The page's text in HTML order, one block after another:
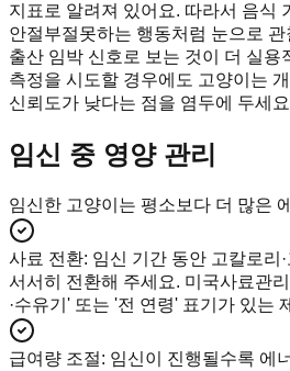
지표로 알려져 있어요. 따라서 음식
안절부절못하는 행동처럼 눈으로
출산 임박 신호로 보는 것이 더 실용
측정을 시도할 경우에도 고양이는
신뢰도가 낮다는 점을 염두에 두세
임신 중 영양 관리
임신한 고양이는 평소보다 더 많은
사료 전환: 임신 기간 동안 고칼로리
서서히 전환해 주세요. 미국사료관
·수유기' 또는 '전 연령' 표기가 있는
급여량 조절: 임신이 진행될수록 에